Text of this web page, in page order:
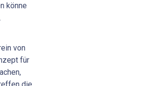
könne
von
für